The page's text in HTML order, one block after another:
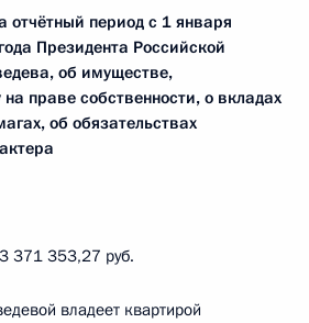
отчётный период с 1 января
Президента Российской
об имуществе,
праве собственности, о вкладах
об обязательствах
371 353,27 руб.
владеет квартирой